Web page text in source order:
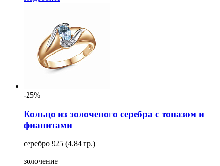
-25%
Кольцо из золоченого серебра с топазом и
фианитами
серебро 925 (4.84 гр.)
золочение